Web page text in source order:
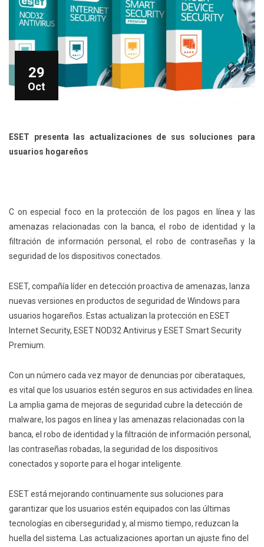
29
Oct
ESET presenta las actualizaciones de sus soluciones para
usuarios hogareños
C on especial foco en la protección de los pagos en línea y las
amenazas relacionadas con la banca, el robo de identidad y la
filtración de información personal, el robo de contraseñas y la
seguridad de los dispositivos conectados.
ESET, compañía líder en detección proactiva de amenazas, lanza
nuevas versiones en productos de seguridad de Windows para
usuarios hogareños. Estas actualizan la protección en ESET
Internet Security, ESET NOD32 Antivirus y ESET Smart Security
Premium.
Con un número cada vez mayor de denuncias por ciberataques,
es vital que los usuarios estén seguros en sus actividades en línea.
La amplia gama de mejoras de seguridad cubre la detección de
malware, los pagos en línea y las amenazas relacionadas con la
banca, el robo de identidad y la filtración de información personal,
las contraseñas robadas, la seguridad de los dispositivos
conectados y soporte para el hogar inteligente.
ESET está mejorando continuamente sus soluciones para
garantizar que los usuarios estén equipados con las últimas
tecnologías en ciberseguridad y, al mismo tiempo, reduzcan la
huella del sistema. Las actualizaciones aportan un ajuste fino del